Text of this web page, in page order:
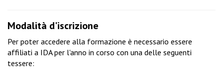
Modalità d'iscrizione
Per poter accedere alla formazione è necessario essere
affiliati a IDA per l'anno in corso con una delle seguenti
tessere: